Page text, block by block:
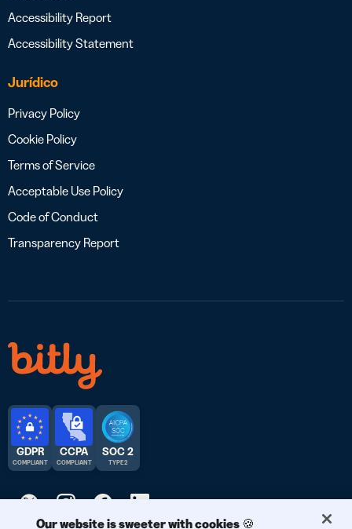
Accessibility Report
Accessibility Statement
Jurídico
Privacy Policy
Cookie Policy
Terms of Service
Acceptable Use Policy
Code of Conduct
Transparency Report
GDPR
COMPLIANT
CCPA
COMPLIANT
SOC 2
TYPE 2
Our website is sweeter with cookies 🍪